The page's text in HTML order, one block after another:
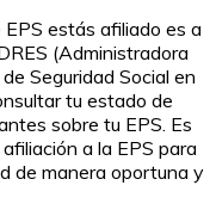
estás afiliado es a
(Administradora
Seguridad Social en
tu estado de
sobre tu EPS. Es
a la EPS para
de manera oportuna y